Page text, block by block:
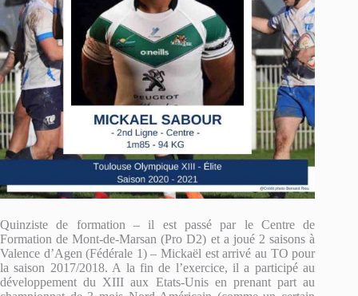
Quinziste de formation – il est passé par le Centre de
Formation de Mont-de-Marsan (Pro D2) et a joué 2 saisons à
Valence d’Agen (Fédérale 1) – Mickaël est arrivé au TO pour
la saison 2017/2018. A la fin de l’exercice, il a participé au
développement du XIII aux Etats-Unis en prenant part au